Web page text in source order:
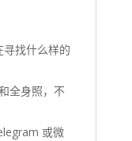
找什么样的
全身照，不
或微